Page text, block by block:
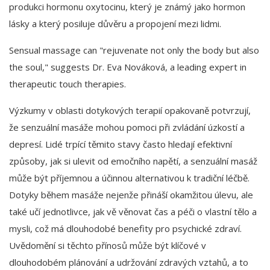
produkci hormonu oxytocinu, který je známý jako hormon
lásky a který posiluje důvěru a propojení mezi lidmi.
Sensual massage can "rejuvenate not only the body but also
the soul," suggests Dr. Eva Nováková, a leading expert in
therapeutic touch therapies.
Výzkumy v oblasti dotykových terapií opakovaně potvrzují,
že senzuální masáže mohou pomoci při zvládání úzkostí a
depresí. Lidé trpící těmito stavy často hledají efektivní
způsoby, jak si ulevit od emočního napětí, a senzuální masáž
může být příjemnou a účinnou alternativou k tradiční léčbě.
Dotyky během masáže nejenže přináší okamžitou úlevu, ale
také učí jednotlivce, jak vě věnovat čas a péči o vlastní tělo a
mysli, což má dlouhodobé benefity pro psychické zdraví.
Uvědomění si těchto přínosů může být klíčové v
dlouhodobém plánování a udržování zdravých vztahů, a to